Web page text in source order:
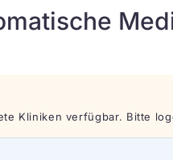
Kliniken verfügbar. Bitte